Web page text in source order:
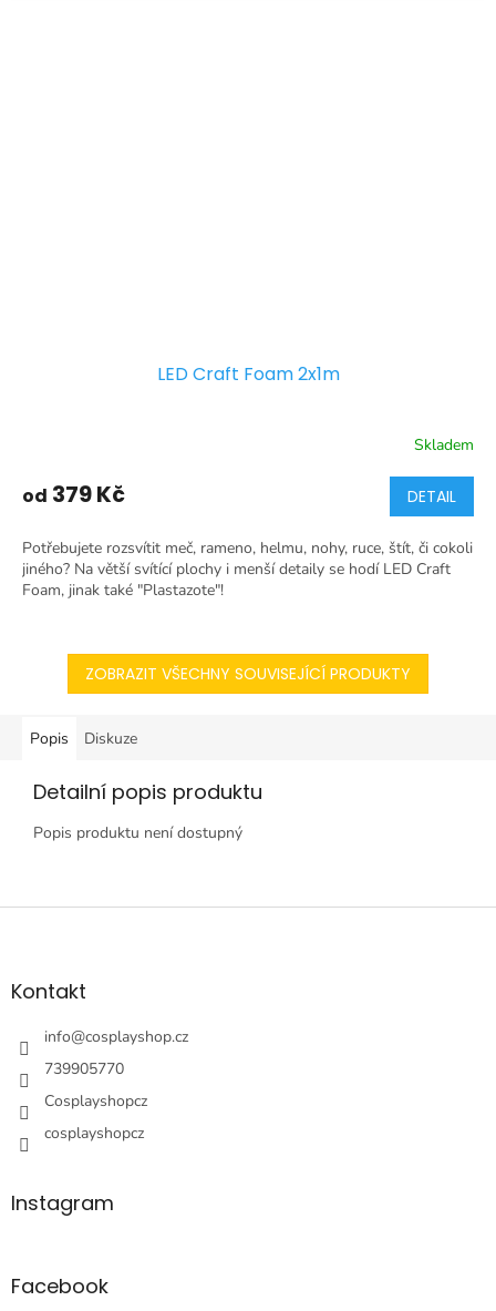
LED Craft Foam 2x1m
Skladem
od 379 Kč DETAIL
Potřebujete rozsvítit meč, rameno, helmu, nohy, ruce, štít, či cokoli
jiného? Na větší svítící plochy i menší detaily se hodí LED Craft
Foam, jinak také "Plastazote"!
ZOBRAZIT VŠECHNY SOUVISEJÍCÍ PRODUKTY
Popis Diskuze
Detailní popis produktu
Popis produktu není dostupný
Z
aKontakt
info@cosplayshop.cz
739905770
Cosplayshopcz
cosplayshopcz
Instagram
Facebook